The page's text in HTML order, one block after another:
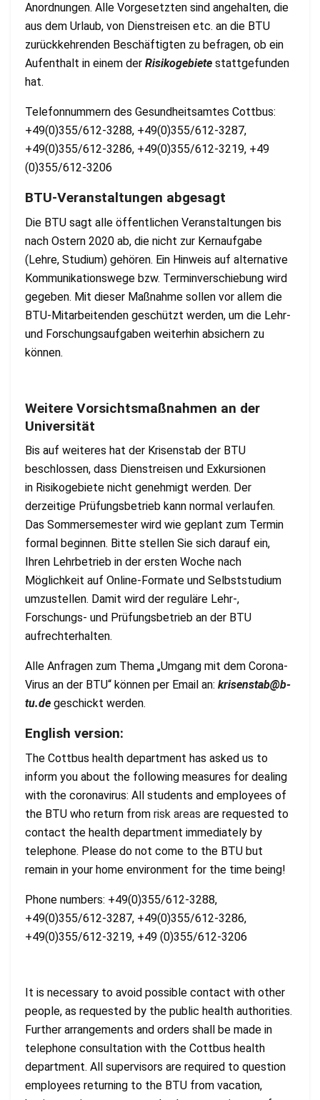
Anordnungen. Alle Vorgesetzten sind angehalten, die
aus dem Urlaub, von Dienstreisen etc. an die BTU
zurückkehrenden Beschäftigten zu befragen, ob ein
Aufenthalt in einem der Risikogebiete stattgefunden
hat.
Telefonnummern des Gesundheitsamtes Cottbus:
+49(0)355/612-3288, +49(0)355/612-3287,
+49(0)355/612-3286, +49(0)355/612-3219, +49
(0)355/612-3206
BTU-Veranstaltungen abgesagt
Die BTU sagt alle öffentlichen Veranstaltungen bis
nach Ostern 2020 ab, die nicht zur Kernaufgabe
(Lehre, Studium) gehören. Ein Hinweis auf alternative
Kommunikationswege bzw. Terminverschiebung wird
gegeben. Mit dieser Maßnahme sollen vor allem die
BTU-Mitarbeitenden geschützt werden, um die Lehr-
und Forschungsaufgaben weiterhin absichern zu
können.
Weitere Vorsichtsmaßnahmen an der
Universität
Bis auf weiteres hat der Krisenstab der BTU
beschlossen, dass Dienstreisen und Exkursionen
in Risikogebiete nicht genehmigt werden. Der
derzeitige Prüfungsbetrieb kann normal verlaufen.
Das Sommersemester wird wie geplant zum Termin
formal beginnen. Bitte stellen Sie sich darauf ein,
Ihren Lehrbetrieb in der ersten Woche nach
Möglichkeit auf Online-Formate und Selbststudium
umzustellen. Damit wird der reguläre Lehr-,
Forschungs- und Prüfungsbetrieb an der BTU
aufrechterhalten.
Alle Anfragen zum Thema „Umgang mit dem Corona-
Virus an der BTU“ können per Email an: krisenstab@b-
tu.de geschickt werden.
English version:
The Cottbus health department has asked us to
inform you about the following measures for dealing
with the coronavirus: All students and employees of
the BTU who return from risk areas are requested to
contact the health department immediately by
telephone. Please do not come to the BTU but
remain in your home environment for the time being!
Phone numbers: +49(0)355/612-3288,
+49(0)355/612-3287, +49(0)355/612-3286,
+49(0)355/612-3219, +49 (0)355/612-3206
It is necessary to avoid possible contact with other
people, as requested by the public health authorities.
Further arrangements and orders shall be made in
telephone consultation with the Cottbus health
department. All supervisors are required to question
employees returning to the BTU from vacation,